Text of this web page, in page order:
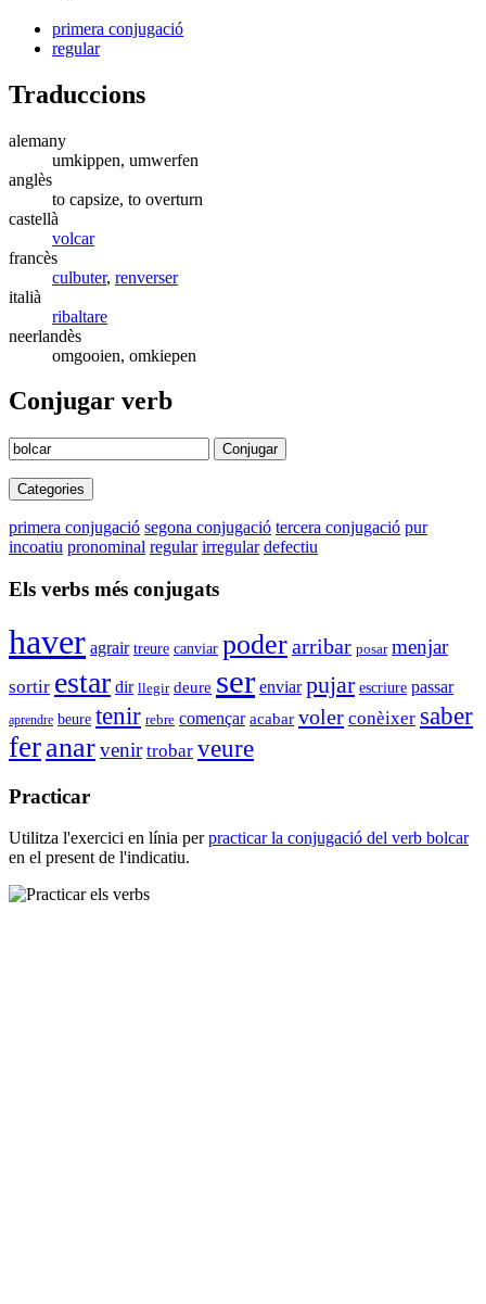
primera conjugació
regular
Traduccions
alemany
umkippen, umwerfen
anglès
to capsize, to overturn
castellà
volcar
francès
culbuter, renverser
italià
ribaltare
neerlandès
omgooien, omkiepen
Conjugar verb
Conjugar
Categories
primera conjugació segona conjugació tercera conjugació pur
incoatiu pronominal regular irregular defectiu
Els verbs més conjugats
haver agrair treure canviar poderarribar posar menjar
sortir estar dir llegir deure ser enviar pujar escriure passar
aprendre beure tenir rebre començar acabar voler conèixer saber
feranarvenir trobar veure
Practicar
Utilitza l'exercici en línia perpracticar la conjugació del verb bolcar
en el present de l'indicatiu.